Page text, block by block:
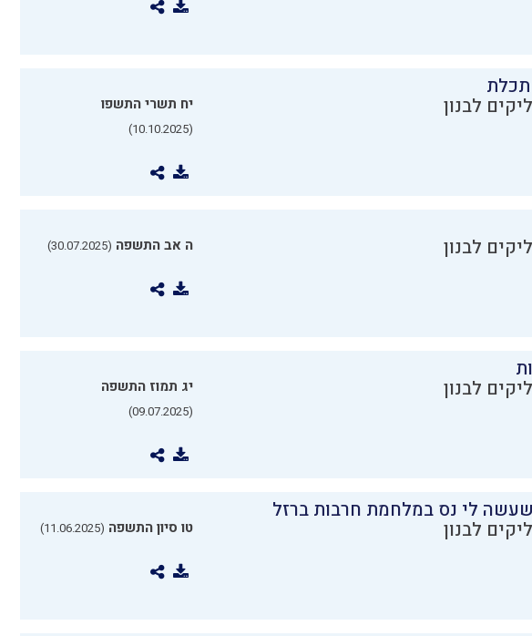
תכלת
לבנון יח תשרי התשפו
(10.10.2025)
לבנון ה אב התשפה (30.07.2025)
לבנון יג תמוז התשפה
(09.07.2025)
לי נס במלחמת חרבות ברזל
לבנון טו סיון התשפה (11.06.2025)